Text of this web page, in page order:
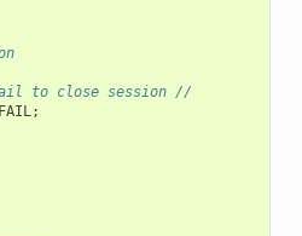
to close session //
;